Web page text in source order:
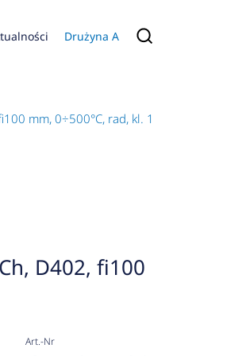
Drużyna A
mm, 0÷500°C, rad, kl. 1
D402, fi100
Art.-Nr